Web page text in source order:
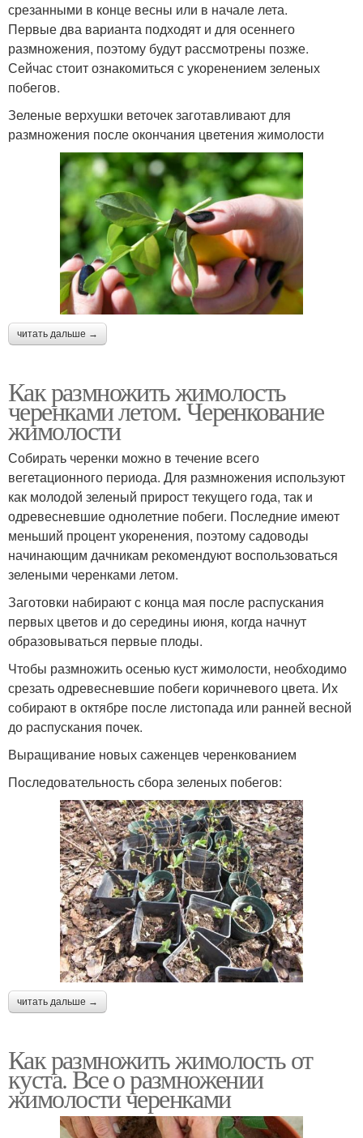
срезанными в конце весны или в начале лета.
Первые два варианта подходят и для осеннего
размножения, поэтому будут рассмотрены позже.
Сейчас стоит ознакомиться с укоренением зеленых
побегов.
Зеленые верхушки веточек заготавливают для
размножения после окончания цветения жимолости
читать дальше →
Как размножить жимолость
черенками летом. Черенкование
жимолости
Собирать черенки можно в течение всего
вегетационного периода. Для размножения используют
как молодой зеленый прирост текущего года, так и
одревесневшие однолетние побеги. Последние имеют
меньший процент укоренения, поэтому садоводы
начинающим дачникам рекомендуют воспользоваться
зелеными черенками летом.
Заготовки набирают с конца мая после распускания
первых цветов и до середины июня, когда начнут
образовываться первые плоды.
Чтобы размножить осенью куст жимолости, необходимо
срезать одревесневшие побеги коричневого цвета. Их
собирают в октябре после листопада или ранней весной
до распускания почек.
Выращивание новых саженцев черенкованием
Последовательность сбора зеленых побегов:
читать дальше →
Как размножить жимолость от
куста. Все о размножении
жимолости черенками